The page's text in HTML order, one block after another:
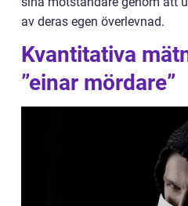
av deras egen överlevnad.
Kvantitativa
”einar mördare”